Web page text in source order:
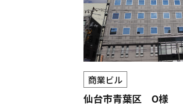
商業ビル
仙台市青葉区 O様